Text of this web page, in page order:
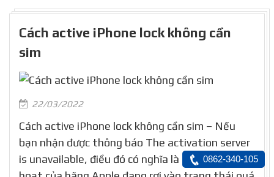
Cách active iPhone lock không cần
sim
22/03/2022
Cách active iPhone lock không cần sim – Nếu
bạn nhận được thông báo The activation server
is unavailable, điều đó có nghĩa là máy chủ kích
0862-340-105